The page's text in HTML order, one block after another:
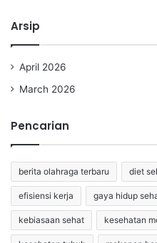
Arsip
April 2026
March 2026
Pencarian
berita olahraga terbaru diet
efisiensi kerja gaya hidup
kebiasaan sehat kesehatan